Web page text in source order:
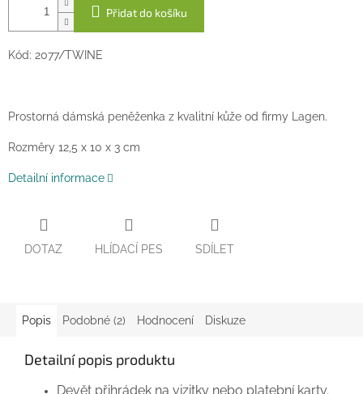
Přidat do košíku
Kód: 2077/TWINE
Prostorná dámská peněženka z kvalitní kůže od firmy Lagen.
Rozměry 12,5 x 10 x 3 cm
Detailní informace
DOTAZ HLÍDACÍ PES SDÍLET
Popis Podobné (2) Hodnocení Diskuze
Detailní popis produktu
Devět přihrádek na vizitky nebo platební karty.